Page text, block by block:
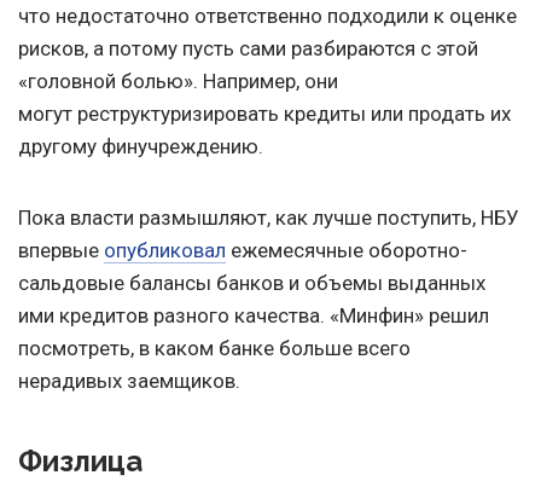
что недостаточно ответственно подходили к оценке
рисков, а потому пусть сами разбираются с этой
«головной болью». Например, они
могут реструктуризировать кредиты или продать их
другому финучреждению.
Пока власти размышляют, как лучше поступить, НБУ
впервые опубликовал ежемесячные оборотно-
сальдовые балансы банков и объемы выданных
ими кредитов разного качества. «Минфин» решил
посмотреть, в каком банке больше всего
нерадивых заемщиков.
Физлица